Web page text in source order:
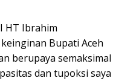
HT Ibrahim
Bupati Aceh
berupaya semaksimal
dan tupoksi saya